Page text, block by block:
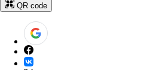
QR code